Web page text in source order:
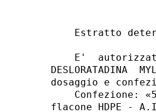
Estratto
E'
DESLORATADINA
dosaggio e
Confezione:
flacone HDPE -